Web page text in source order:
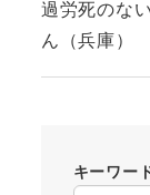
過労死のな
ん（兵庫）
キーワー